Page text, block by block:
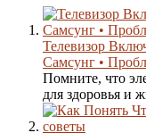
Телевизор
Самсунг •
Помните, что
для здоровья и